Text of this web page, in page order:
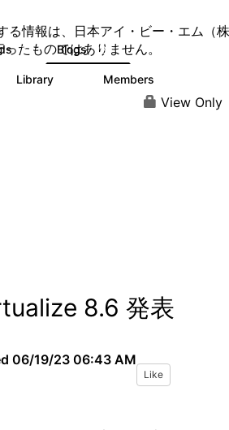
る情報は、日本アイ・ビー・エム（
たものではありません。
7 Blogs 185
Library Members
View Only
8.6 発表
06/19/23 06:43 AM
Like